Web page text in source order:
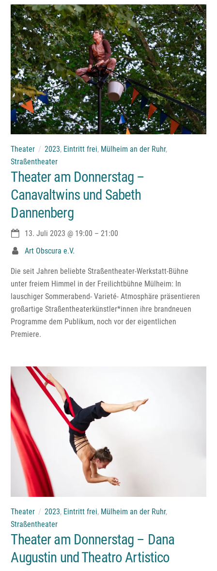
Theater 2023, Eintritt frei, Mülheim an der Ruhr,
Straßentheater
Theater am Donnerstag –
Canavaltwins und Sabeth
Dannenberg
13. Juli 2023 @ 19:00 – 21:00
Art Obscura e.V.
Die seit Jahren beliebte Straßentheater-Werkstatt-Bühne
unter freiem Himmel in der Freilichtbühne Mülheim: In
lauschiger Sommerabend- Varieté- Atmosphäre präsentieren
großartige Straßentheaterkünstler*innen ihre brandneuen
Programme dem Publikum, noch vor der eigentlichen
Premiere.
Theater 2023, Eintritt frei, Mülheim an der Ruhr,
Straßentheater
Theater am Donnerstag – Dana
Augustin und Theatro Artistico